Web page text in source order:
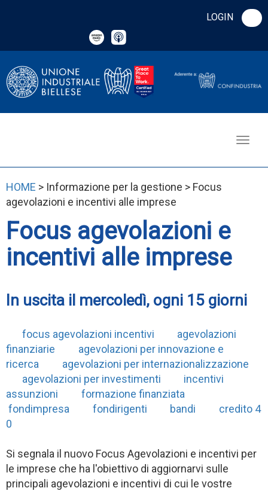
LOGIN
HOME > Informazione per la gestione > Focus
agevolazioni e incentivi alle imprese
Focus agevolazioni e
incentivi alle imprese
In uscita il mercoledì, ogni 15 giorni
focus agevolazioni incentivi
agevolazioni
finanziarie
agevolazioni per innovazione e
ricerca
agevolazioni per internazionalizzazione
agevolazioni per investimenti
incentivi
assunzioni
formazione finanziata
fondimpresa
fondirigenti bandi
credito 4
0
Si segnala il nuovo Focus Agevolazioni e incentivi per
le imprese che ha l'obiettivo di aggiornarvi sulle
principali agevolazioni e incentivi di cui le vostre